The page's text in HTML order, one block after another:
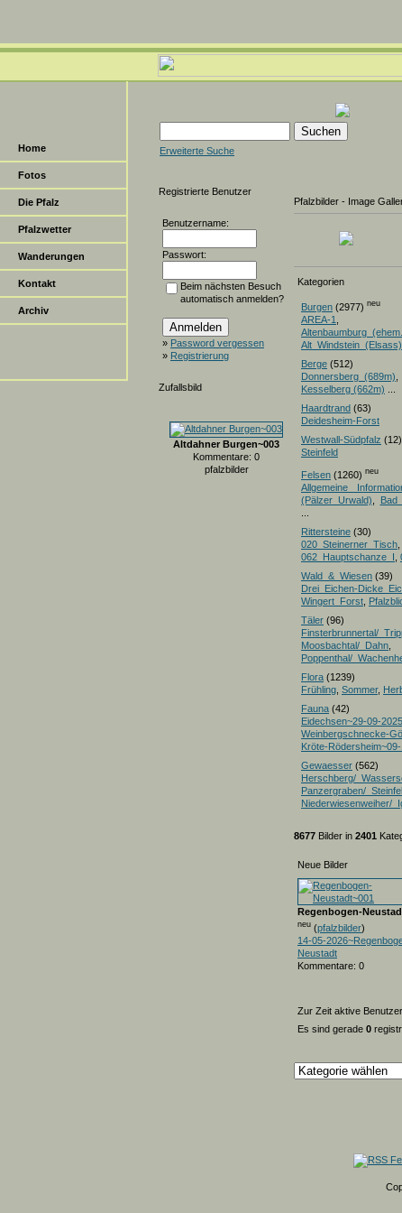
Home
Fotos
Die Pfalz
Pfalzwetter
Wanderungen
Kontakt
Archiv
Erweiterte Suche
Registrierte Benutzer
Benutzername:
Passwort:
Beim nächsten Besuch
automatisch anmelden?
» Password vergessen
» Registrierung
Zufallsbild
Altdahner Burgen~003
Kommentare: 0
pfalzbilder
Pfalzbilder - Image
Kategorien
Burgen (2977) neu
AREA-1
Alt_Windstein_(Elsass)
Berge (512)
Donnersberg_(689m)
Kesselberg (662m)
Haardtrand (63)
Deidesheim-Forst
Westwall-Südpfalz (12)
Steinfeld
Felsen (1260) neu
Allgemeine
(Pälzer Urwald)
Bad
Rittersteine (30)
020_Steinerner_Tisch
062_Hauptschanze_I
Wald_&_Wiesen (39)
Drei_Eichen-
Wingert_Forst
Täler (96)
Finsterbrunnertal/
Moosbachtal/_Dahn
Poppenthal/
Flora (1239)
Frühling Sommer,
Fauna (42)
Eidechsen~29-09-2025
Weinbergschnecke-
Kröte-
Gewaesser (562)
Herschberg/
Panzergraben/
Niederwiesenweiher/
8677 Bilder in 2401
Neue Bilder
Regenbogen-
neu (pfalzbilder)
14-05-
Neustadt
Kommentare: 0
Zur Zeit aktive
Es sind gerade 0